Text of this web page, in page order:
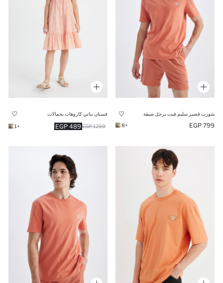
شورت قصير سليم فيت برجل ضيقة
799 EGP
+8
فستان بناتي كاروهات بحمالات
489 EGP 1299 EGP
+1